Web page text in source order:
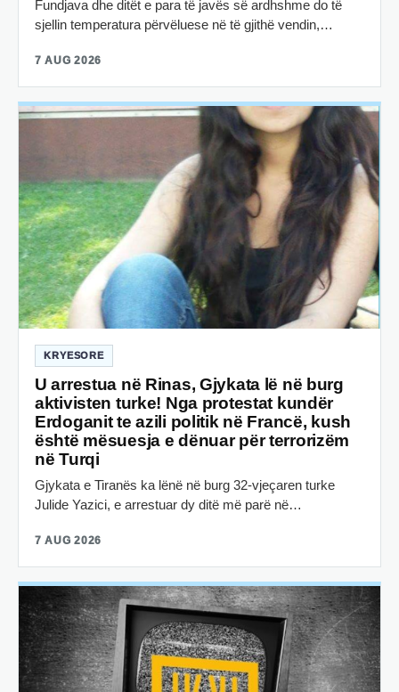
Fundjava dhe ditët e para të javës së ardhshme do të
sjellin temperatura përvëluese në të gjithë vendin,…
7 AUG 2026
KRYESORE
U arrestua në Rinas, Gjykata lë në burg
aktivisten turke! Nga protestat kundër
Erdoganit te azili politik në Francë, kush
është mësuesja e dënuar për terrorizëm
në Turqi
Gjykata e Tiranës ka lënë në burg 32-vjeçaren turke
Julide Yazici, e arrestuar dy ditë më parë në…
7 AUG 2026